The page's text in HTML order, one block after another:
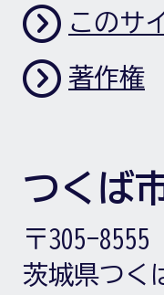
このサ
著作権
つくば
〒305-8555
茨城県つく